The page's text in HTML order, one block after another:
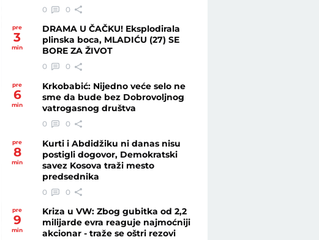
0 0
pre
3
min
DRAMA U ČAČKU! Eksplodirala
plinska boca, MLADIĆU (27) SE
BORE ZA ŽIVOT
0 0
pre
6
min
Krkobabić: Nijedno veće selo ne
sme da bude bez Dobrovoljnog
vatrogasnog društva
0 0
pre
8
min
Kurti i Abdidžiku ni danas nisu
postigli dogovor, Demokratski
savez Kosova traži mesto
predsednika
0 0
pre
9
min
Kriza u VW: Zbog gubitka od 2,2
milijarde evra reaguje najmoćniji
akcionar - traže se oštri rezovi